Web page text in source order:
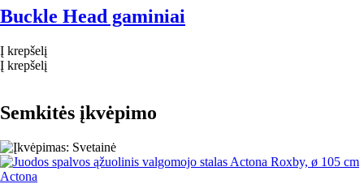
Buckle Head gaminiai
Į krepšelį
Į krepšelį
Semkitės įkvėpimo
Actona